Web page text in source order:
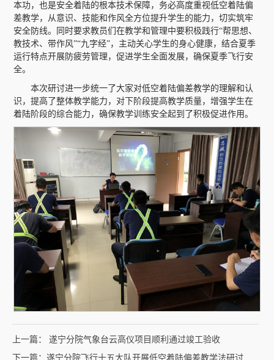
本功，也是安全着陆的根本技术保障，务必高度重视低空着陆偏
差教学，从意识、技能和作风全方位提升学生的能力，切实筑牢
安全防线。同时要求教员们在教学和管理中要积极践行“帮思想、
教技术、带作风”“九字经”，主动关心学生的身心健康，结合夏季
运行特点开展防疲劳管理，促进学生全面发展，确保夏季飞行安
全。
本次研讨进一步统一了大家对低空着陆偏差教学的理解和认
识，提高了整体教学能力，对下阶段提高教学质量，增强学生在
着陆阶段的综合能力，确保教学训练安全起到了积极促进作用。
上一篇： 遂宁分院气象台云高仪项目顺利通过竣工验收
下一篇：遂宁分院飞行十五大队开展低空着陆偏差教学法研讨